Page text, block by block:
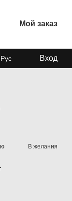
Мой заказ
Рус Вход
В желания